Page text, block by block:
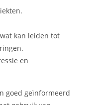
kan leiden tot
en
goed geïnformeerd